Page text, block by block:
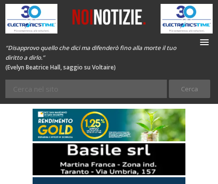
“Disapprovo quello che dici ma difenderò fino alla morte il tuo
diritto a dirlo.”
(Evelyn Beatrice Hall, saggio su Voltaire)